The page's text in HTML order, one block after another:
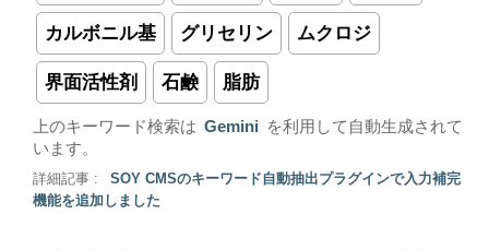
カルボニル基 グリセリン ムクロジ
界面活性剤 石鹸 脂肪
上のキーワード検索は Gemini
を利用して自動生成されて
います。
詳細記事 :
SOY CMSのキーワード自動抽出プラグインで入力補完
機能を追加しました